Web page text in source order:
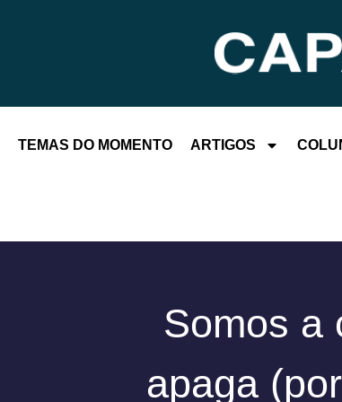
TEMAS DO MOMENTO ARTIGOS
Somos a
apaga